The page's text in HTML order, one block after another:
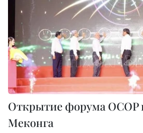
Открытие форума OCOP
Меконга